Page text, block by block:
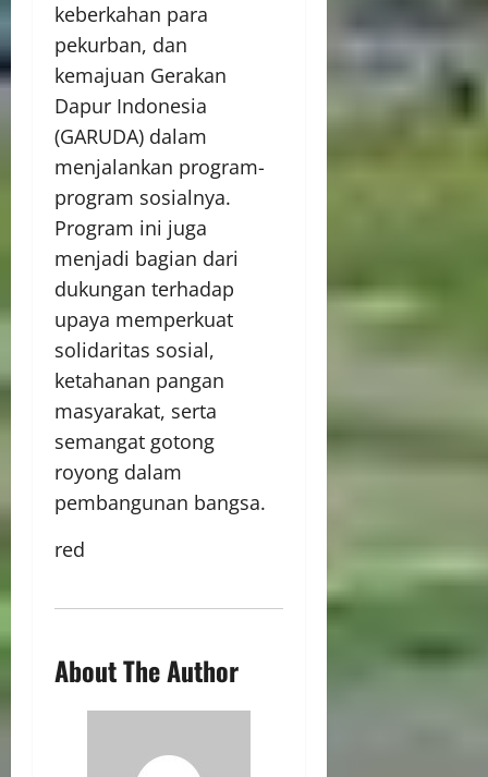
keberkahan para
pekurban, dan
kemajuan Gerakan
Dapur Indonesia
(GARUDA) dalam
menjalankan program-
program sosialnya.
Program ini juga
menjadi bagian dari
dukungan terhadap
upaya memperkuat
solidaritas sosial,
ketahanan pangan
masyarakat, serta
semangat gotong
royong dalam
pembangunan bangsa.
red
About The Author